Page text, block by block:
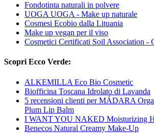
Fondotinta naturali in polvere
UOGA UOGA - Make up naturale
Cosmesi Ecobio dalla Lituania
Make up vegan per il viso
Cosmetici Certificati Soil Association -
Scopri Ecco Verde:
ALKEMILLA Eco Bio Cosmetic
Biofficina Toscana Idrolato di Lavanda
5 recensioni clienti per MÁDARA
Plum Lip Balm
I WANT YOU NAKED Moisturizing
Benecos Natural Creamy Make-Up